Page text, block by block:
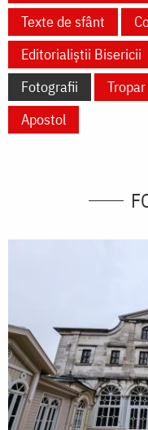
Texte de sfânt
Editorialiștii Bisericii
Fotografii
Tropar
Apostol